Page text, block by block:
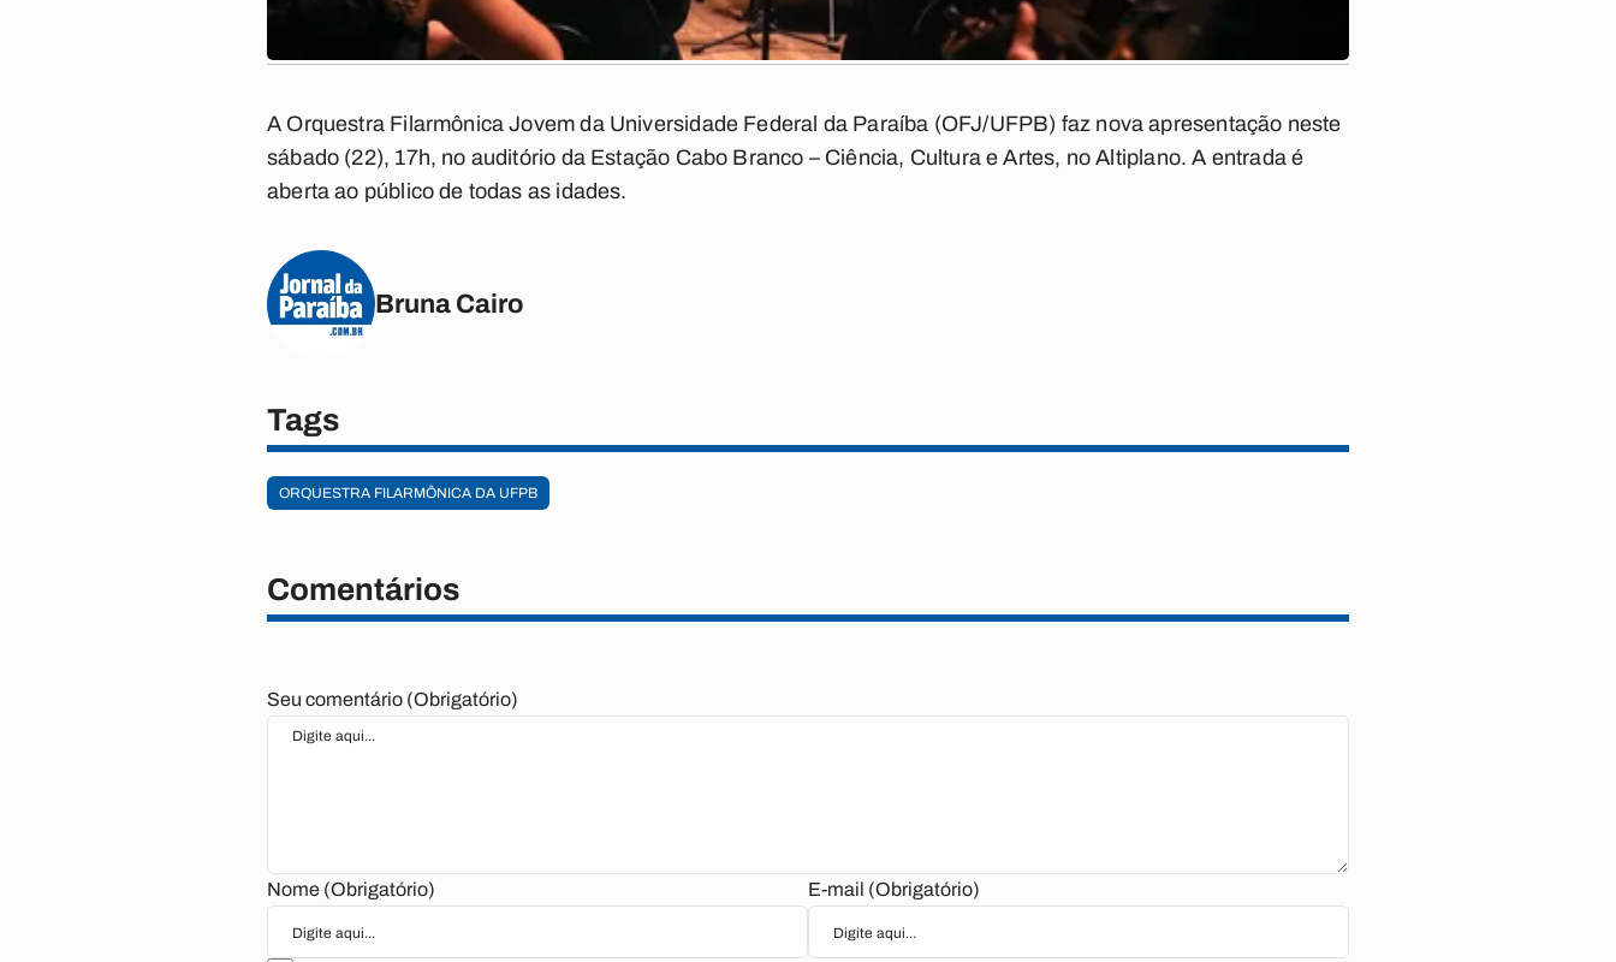
A Orquestra Filarmônica Jovem da Universidade Federal da Paraíba (OFJ/UFPB) faz nova apresentação neste
sábado (22), 17h, no auditório da Estação Cabo Branco – Ciência, Cultura e Artes, no Altiplano. A entrada é
aberta ao público de todas as idades.
Bruna Cairo
Tags
ORQUESTRA FILARMÔNICA DA UFPB
Comentários
Seu comentário (Obrigatório)
Nome (Obrigatório) E-mail (Obrigatório)